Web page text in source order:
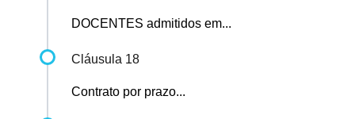
DOCENTES admitidos em...
Cláusula 18
Contrato por prazo...